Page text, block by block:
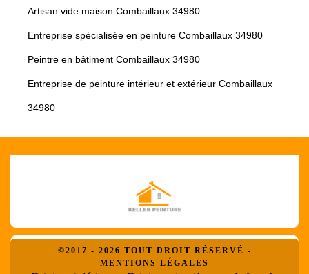
Artisan vide maison Combaillaux 34980
Entreprise spécialisée en peinture Combaillaux 34980
Peintre en bâtiment Combaillaux 34980
Entreprise de peinture intérieur et extérieur Combaillaux
34980
©2017 - 2026 TOUT DROIT RÉSERVÉ -
MENTIONS LÉGALES